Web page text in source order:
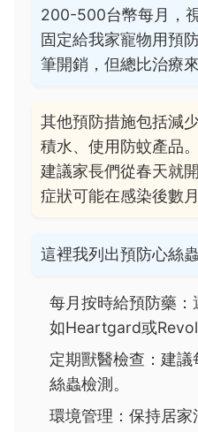
200-500台幣每月，
固定給我家寵物用預
筆開銷，但總比治療來
其他預防措施包括減
積水、使用防蚊產品
建議家長們從春天就
症狀可能在感染後數月
這裡我列出預防心絲
每月按時給預防藥：
如Heartgard或
定期獸醫檢查：建
絲蟲檢測。
環境管理：保持居家